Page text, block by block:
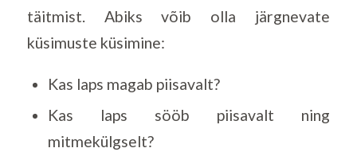
täitmist. Abiks võib olla järgnevate
küsimuste küsimine:
Kas laps magab piisavalt?
Kas laps sööb piisavalt ning
mitmekülgselt?